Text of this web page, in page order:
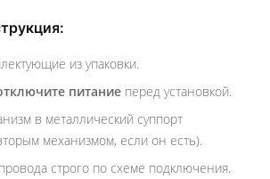
из упаковки.
питание перед установкой.
в металлический суппорт
механизмом, если он есть).
строго по схеме подключения.